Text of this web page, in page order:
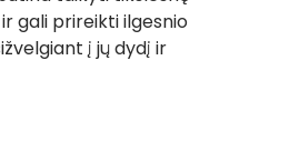
gali prireikti ilgesnio
į jų dydį ir